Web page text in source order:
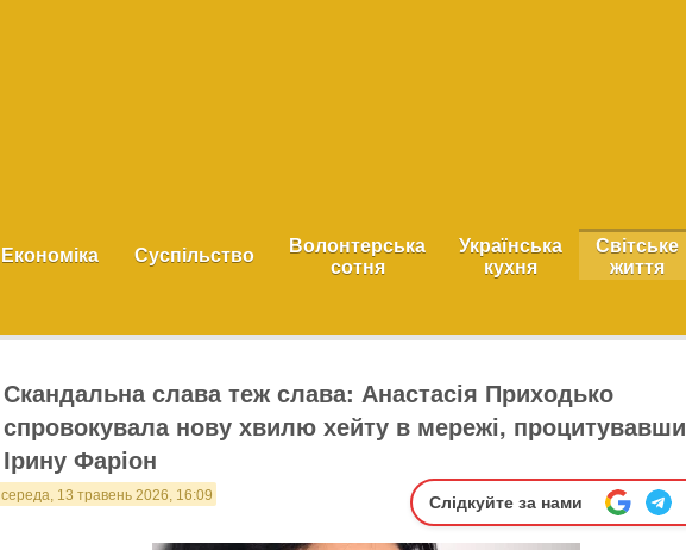
Економіка Суспільство Волонтерська
сотня
Українська
кухня
Світське
життя
Скандальна слава теж слава: Анастасія Приходько
спровокувала нову хвилю хейту в мережі, процитувавши
Ірину Фаріон
середа, 13 травень 2026, 16:09 Слідкуйте за нами